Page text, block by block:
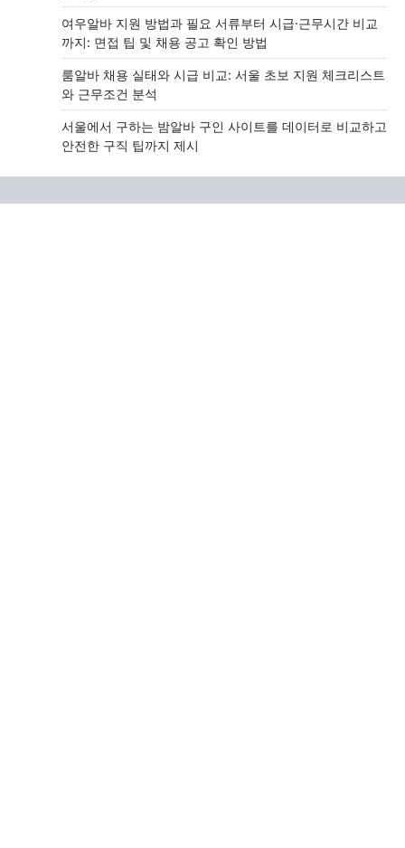
여우알바 지원 방법과 필요 서류부터 시급·근무시간 비교
까지: 면접 팁 및 채용 공고 확인 방법
룸알바 채용 실태와 시급 비교: 서울 초보 지원 체크리스트
와 근무조건 분석
서울에서 구하는 밤알바 구인 사이트를 데이터로 비교하고
안전한 구직 팁까지 제시